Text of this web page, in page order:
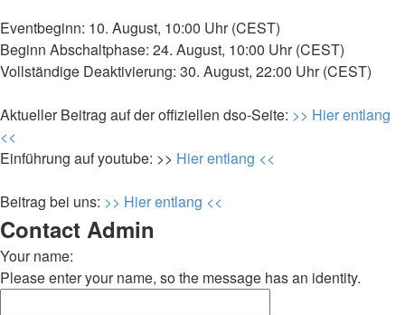
Eventbeginn: 10. August, 10:00 Uhr (CEST)
Beginn Abschaltphase: 24. August, 10:00 Uhr (CEST)
Vollständige Deaktivierung: 30. August, 22:00 Uhr (CEST)
Aktueller Beitrag auf der offiziellen dso-Seite: >> Hier entlang
<<
Einführung auf youtube: >> Hier entlang <<
Beitrag bei uns: >> Hier entlang <<
Contact Admin
Your name:
Please enter your name, so the message has an identity.